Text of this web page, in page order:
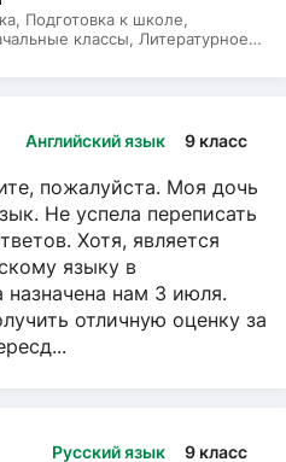
Подготовка к школе,
классы, Литературное
Английский язык 9 класс
пожалуйста. Моя дочь
Не успела переписать
Хотя, является
языку в
назначена нам 3 июля.
отличную оценку за
Русский язык 9 класс